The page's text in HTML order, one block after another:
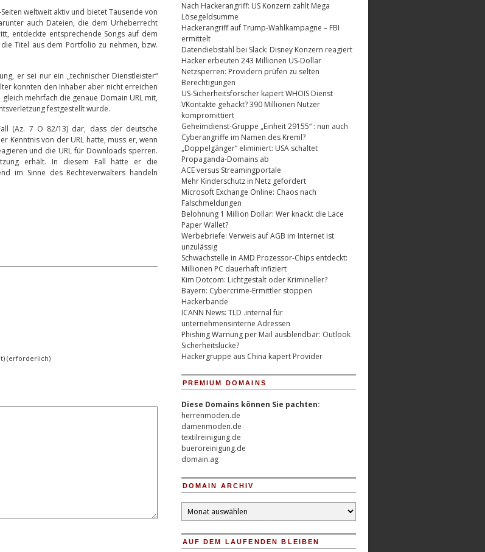
weltweit aktiv und bietet Tausende von
auch Dateien, die dem Urheberrecht
entdeckte entsprechende Songs auf dem
Titel aus dem Portfolio zu nehmen, bzw.
er sei nur ein „technischer Dienstleister“
konnten den Inhaber aber nicht erreichen
mehrfach die genaue Domain URL mit,
festgestellt wurde.
(Az. 7 O 82/13) dar, dass der deutsche
Kenntnis von der URL hatte, muss er, wenn
und die URL für Downloads sperren.
erhält. In diesem Fall hätte er die
im Sinne des Rechteverwalters handeln
(erforderlich)
Nach Hackerangriff: US Konzern zahlt Mega
Lösegeldsumme
Hackerangriff auf Trump-Wahlkampagne – FBI
ermittelt
Datendiebstahl bei Slack: Disney Konzern reagiert
Hacker erbeuten 243 Millionen US-Dollar
Netzsperren: Providern prüfen zu selten
Berechtigungen
US-Sicherheitsforscher kapert WHOIS Dienst
VKontakte gehackt? 390 Millionen Nutzer
kompromittiert
Geheimdienst-Gruppe „Einheit 29155“ : nun auch
Cyberangriffe im Namen des Kreml?
„Doppelgänger“ eliminiert: USA schaltet
Propaganda-Domains ab
ACE versus Streamingportale
Mehr Kinderschutz in Netz gefordert
Microsoft Exchange Online: Chaos nach
Falschmeldungen
Belohnung 1 Million Dollar: Wer knackt die Lace
Paper Wallet?
Werbebriefe: Verweis auf AGB im Internet ist
unzulässig
Schwachstelle in AMD Prozessor-Chips entdeckt:
Millionen PC dauerhaft infiziert
Kim Dotcom: Lichtgestalt oder Krimineller?
Bayern: Cybercrime-Ermittler stoppen
Hackerbande
ICANN News: TLD .internal für
unternehmensinterne Adressen
Phishing Warnung per Mail ausblendbar: Outlook
Sicherheitslücke?
Hackergruppe aus China kapert Provider
PREMIUM DOMAINS
Diese Domains können Sie pachten:
herrenmoden.de
damenmoden.de
textilreinigung.de
bueroreinigung.de
domain.ag
DOMAIN ARCHIV
Domain
Archiv
AUF DEM LAUFENDEN BLEIBEN